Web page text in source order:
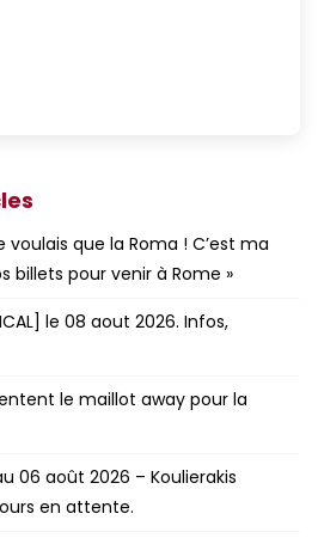
voulais que la Roma ! C’est ma
pour venir à Rome »
le 08 aout 2026. Infos,
le maillot away pour la
06 août 2026 – Koulierakis
en attente.